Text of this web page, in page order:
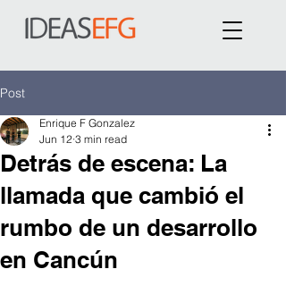
Post
Detrás de escena: La
llamada que cambió el
rumbo de un desarrollo
en Cancún
Enrique F Gonzalez
Jun 12 3 min read